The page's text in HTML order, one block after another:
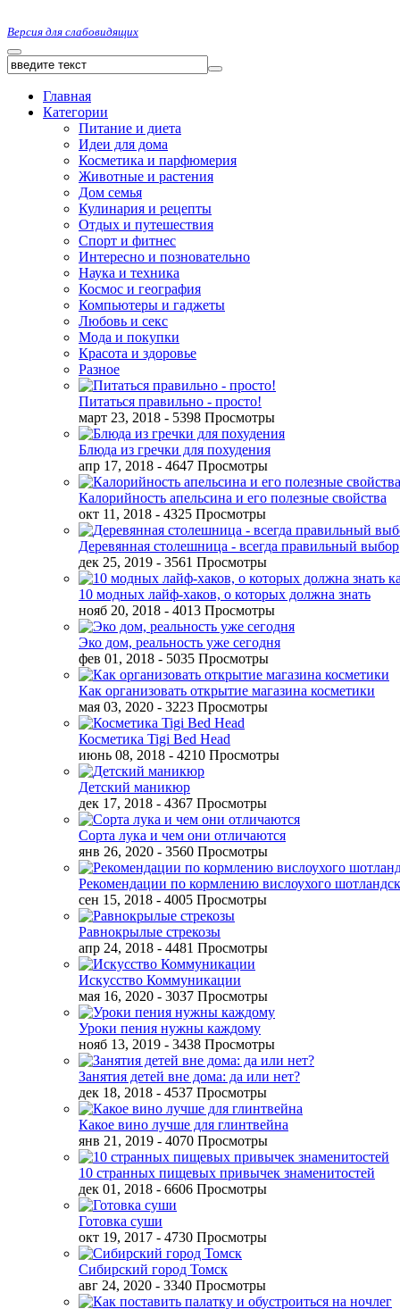
Версия для слабовидящих
Главная
Категории
Питание и диета
Идеи для дома
Косметика и парфюмерия
Животные и растения
Дом семья
Кулинария и рецепты
Отдых и путешествия
Спорт и фитнес
Интересно и позновательно
Наука и техника
Космос и география
Компьютеры и гаджеты
Любовь и секс
Мода и покупки
Красота и здоровье
Разное
Питаться правильно - просто!
март 23, 2018 - 5398 Просмотры
Блюда из гречки для похудения
апр 17, 2018 - 4647 Просмотры
Калорийность апельсина и его полезные свойства
окт 11, 2018 - 4325 Просмотры
Деревянная столешница - всегда правильный выбор
дек 25, 2019 - 3561 Просмотры
10 модных лайф-хаков, о которых должна знать
нояб 20, 2018 - 4013 Просмотры
Эко дом, реальность уже сегодня
фев 01, 2018 - 5035 Просмотры
Как организовать открытие магазина косметики
мая 03, 2020 - 3223 Просмотры
Косметика Tigi Bed Head
июнь 08, 2018 - 4210 Просмотры
Детский маникюр
дек 17, 2018 - 4367 Просмотры
Сорта лука и чем они отличаются
янв 26, 2020 - 3560 Просмотры
Рекомендации по кормлению вислоухого
сен 15, 2018 - 4005 Просмотры
Равнокрылые стрекозы
апр 24, 2018 - 4481 Просмотры
Искусство Коммуникации
мая 16, 2020 - 3037 Просмотры
Уроки пения нужны каждому
нояб 13, 2019 - 3438 Просмотры
Занятия детей вне дома: да или нет?
дек 18, 2018 - 4537 Просмотры
Какое вино лучше для глинтвейна
янв 21, 2019 - 4070 Просмотры
10 странных пищевых привычек знаменитостей
дек 01, 2018 - 6606 Просмотры
Готовка суши
окт 19, 2017 - 4730 Просмотры
Сибирский город Томск
авг 24, 2020 - 3340 Просмотры